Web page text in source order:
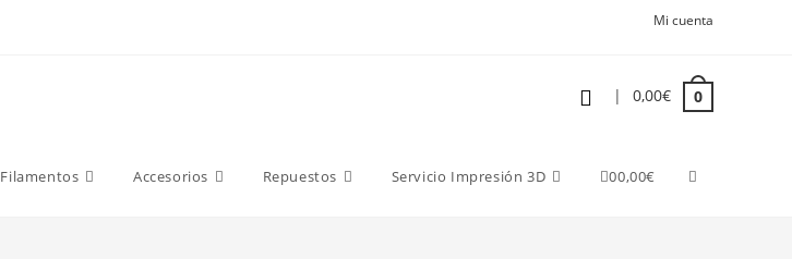
Mi cuenta
| 0,00€ 0
Filamentos Accesorios Repuestos Servicio Impresión 3D 00,00€